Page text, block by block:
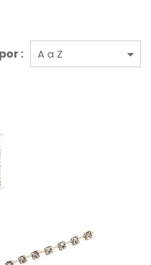
: